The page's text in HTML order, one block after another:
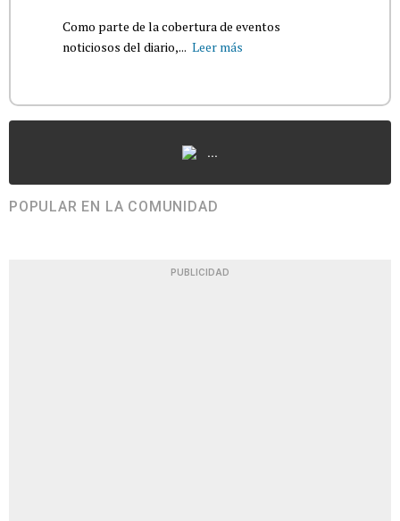
Como parte de la cobertura de eventos
noticiosos del diario,... Leer más
...
POPULAR EN LA COMUNIDAD
PUBLICIDAD